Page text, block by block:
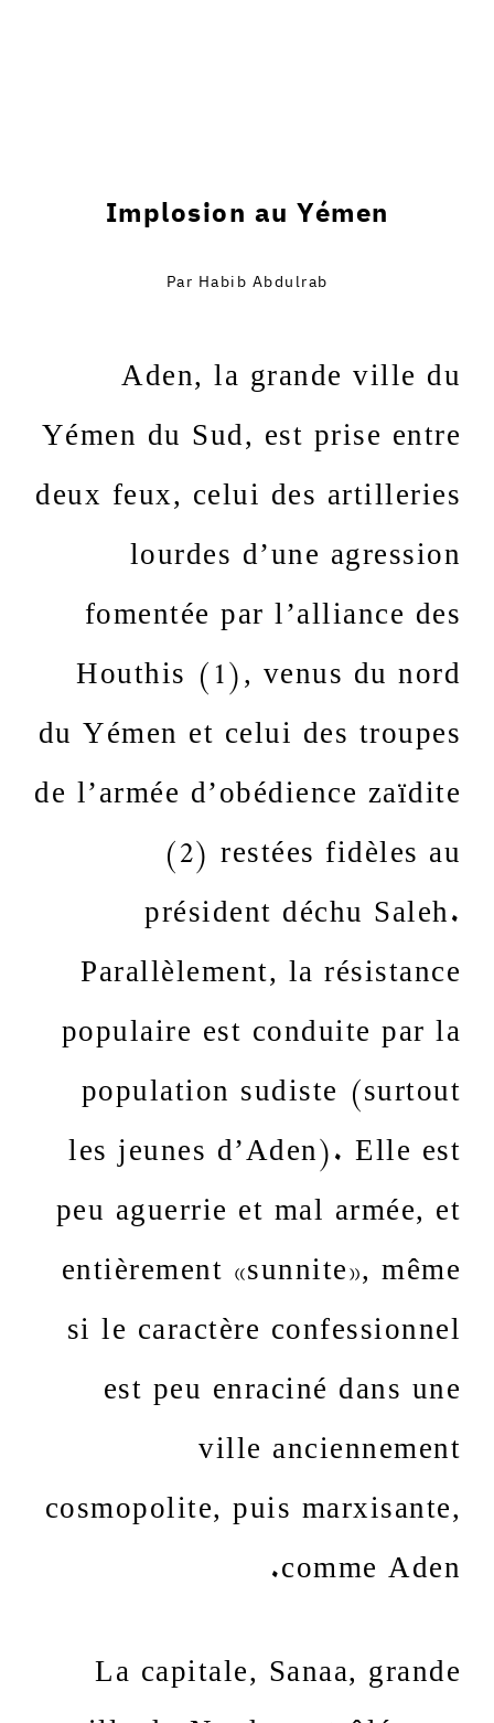
Implosion au Yémen
Par Habib Abdulrab
Aden, la grande ville du
Yémen du Sud, est prise entre
deux feux, celui des artilleries
lourdes d’une agression
fomentée par l’alliance des
Houthis (1), venus du nord
du Yémen et celui des troupes
de l’armée d’obédience zaïdite
(2) restées fidèles au
président déchu Saleh.
Parallèlement, la résistance
populaire est conduite par la
population sudiste (surtout
les jeunes d’Aden). Elle est
peu aguerrie et mal armée, et
entièrement «sunnite», même
si le caractère confessionnel
est peu enraciné dans une
ville anciennement
cosmopolite, puis marxisante,
comme Aden.
La capitale, Sanaa, grande